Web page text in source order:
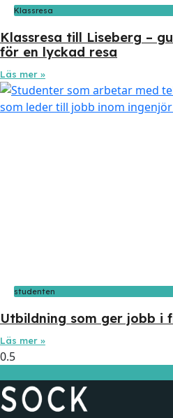
Klassresa
Klassresa till Liseberg –
för en lyckad resa
Läs mer »
studenten
Utbildning som ger jobb i
Läs mer »